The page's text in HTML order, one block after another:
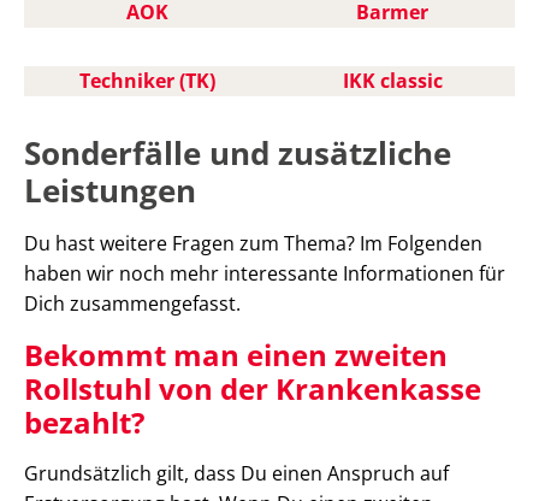
AOK Barmer
Techniker (TK) IKK classic
Sonderfälle und zusätzliche
Leistungen
Du hast weitere Fragen zum Thema? Im Folgenden
haben wir noch mehr interessante Informationen für
Dich zusammengefasst.
Bekommt man einen zweiten
Rollstuhl von der Krankenkasse
bezahlt?
Grundsätzlich gilt, dass Du einen Anspruch auf